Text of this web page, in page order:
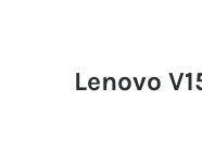
Lenovo